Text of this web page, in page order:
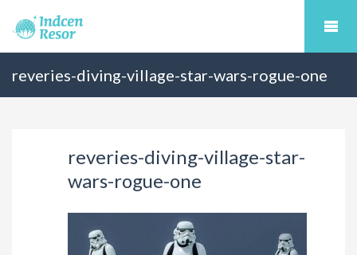
reveries-diving-village-star-wars-rogue-one
reveries-diving-village-star-
wars-rogue-one